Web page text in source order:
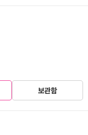
보관함